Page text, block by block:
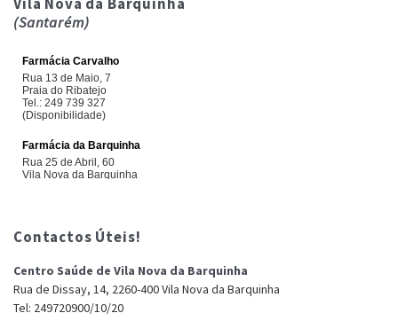
(Santarém)
Contactos Úteis!
Centro Saúde de Vila Nova da Barquinha
Rua de Dissay, 14, 2260-400 Vila Nova da Barquinha
Tel: 249720900/10/20